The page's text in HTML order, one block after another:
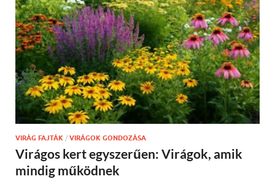
VIRÁG FAJTÁK / VIRÁGOK GONDOZÁSA
Virágos kert egyszerűen: Virágok, amik
mindig működnek